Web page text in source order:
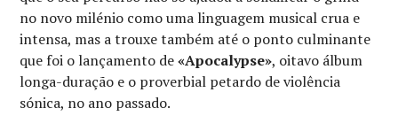
no novo milénio como uma linguagem musical crua e
intensa, mas a trouxe também até o ponto culminante
que foi o lançamento de«Apocalypse», oitavo álbum
longa-duração e o proverbial petardo de violência
sónica, no ano passado.